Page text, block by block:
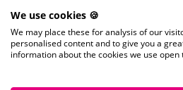
We use cookies 🍪
We may place these for analysis of our
personalised content and to give you a
information about the cookies we use open